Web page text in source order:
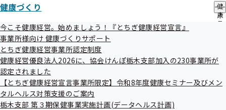
ブ
メ
ニ
健康づくり
健
康
サ
メ
ニ
今こそ健康経営。始めましょう！『とちぎ健康経営宣言』
事業所様向け 健康づくりサポート
とちぎ健康経営事業所認定制度
健康経営優良法人2026に、協会けんぽ栃木支部加入の230事業所が
認定されました
【とちぎ健康経営宣言事業所限定】令和8年度健康セミナー及びメン
タルヘルス対策支援のご案内
栃木支部 第３期保健事業実施計画(データヘルス計画)
令和07年04月15日
判明契機
新たに申請された傷病手当金支給申請書の確認時に判明した
ものです。